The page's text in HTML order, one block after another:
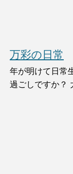
万彩の日常
年が明けて日常
過ごしですか？